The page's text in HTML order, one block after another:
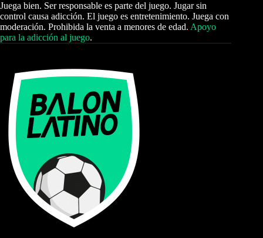
Juega bien. Ser responsable es parte del juego. Jugar sin
control causa adicción. El juego es entretenimiento. Juega con
moderación. Prohibida la venta a menores de edad. Apoyo
para la adicción al juego.